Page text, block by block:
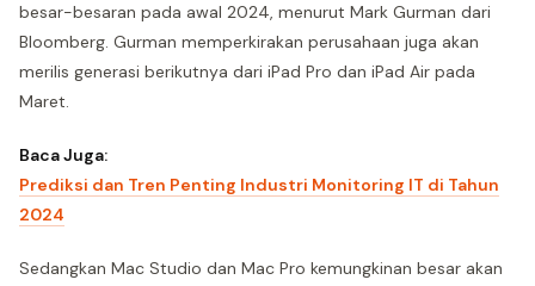
besar-besaran pada awal 2024, menurut Mark Gurman dari
Bloomberg. Gurman memperkirakan perusahaan juga akan
merilis generasi berikutnya dari iPad Pro dan iPad Air pada
Maret.
Baca Juga:
Prediksi dan Tren Penting Industri Monitoring IT di Tahun
2024
Sedangkan Mac Studio dan Mac Pro kemungkinan besar akan